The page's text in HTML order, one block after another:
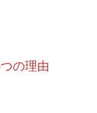
の理由